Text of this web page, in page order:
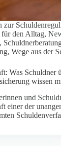
zur
den Alltag,
, Wege aus der
Was Schuldner
wissen
und
einer der